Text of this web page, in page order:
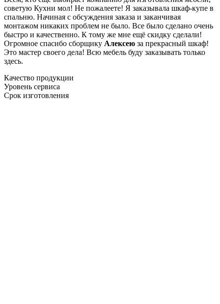
советую Кухни мол! Не пожалеете! Я заказывала шкаф-купе в
спальню. Начиная с обсуждения заказа и заканчивая
монтажом никаких проблем не было. Все было сделано очень
быстро и качественно. К тому же мне ещё скидку сделали!
Огромное спасибо сборщику Алексею за прекрасный шкаф!
Это мастер своего дела! Всю мебель буду заказывать только
здесь.
Качество продукции
Уровень сервиса
Срок изготовления